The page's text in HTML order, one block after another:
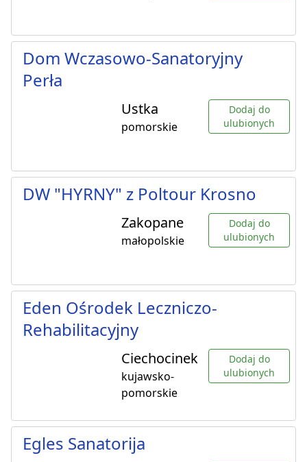
Dom Wczasowo-Sanatoryjny
Perła
Ustka
pomorskie
Dodaj do
ulubionych
DW "HYRNY" z Poltour Krosno
Zakopane
małopolskie
Dodaj do
ulubionych
Eden Ośrodek Leczniczo-
Rehabilitacyjny
Ciechocinek
kujawsko-
pomorskie
Dodaj do
ulubionych
Egles Sanatorija